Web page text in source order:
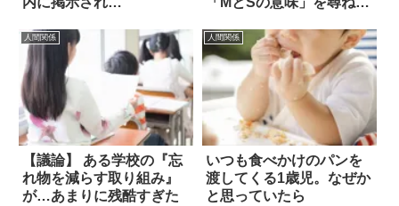
人間関係
【議論】 ある学校の『忘
れ物を減らす取り組み』
が…あまりに残酷すぎた
人間関係
いつも食べかけのパンを
渡してくる1歳児。なぜか
と思っていたら